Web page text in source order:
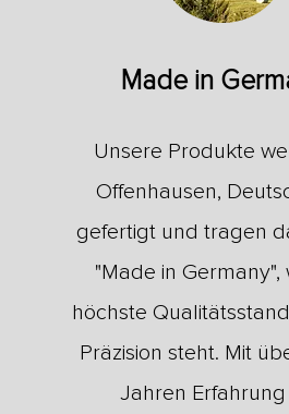
Made in
Unsere Produkte
Offenhausen,
gefertigt und tragen
"Made in Germany",
höchste
Präzision steht. Mit
Jahren